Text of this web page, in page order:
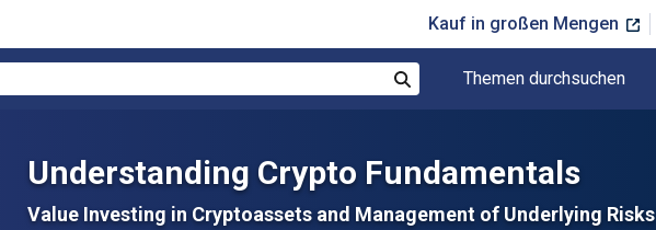
Kauf in großen Mengen
Themen durchsuchen
Understanding Crypto Fundamentals
Value Investing in Cryptoassets and Management of Underlying Risks